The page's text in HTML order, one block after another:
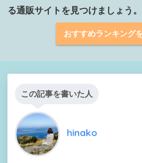
る通販サイトを見つけましょう。
おすすめランキング
この記事を書いた人
hinako